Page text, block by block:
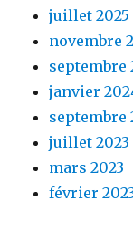
juillet 2025
novembre
septembre
janvier
septembre
juillet 2023
mars 2023
février